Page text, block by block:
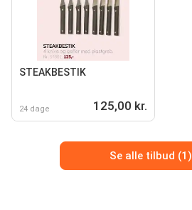
STEAKBESTIK
24 dage 125,00 kr.
Se alle tilbud (1)